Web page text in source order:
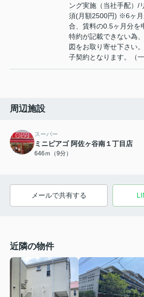
ング実施（当社手配）/
須(月額2500円) ※6ヶ
合、賃料の0.5ヶ月分を
特約が記載できない為
図をお取り寄せ下さい
子契約となります。（
周辺施設
スーパー
ミニピアゴ 阿佐ヶ谷南１丁目店
646ｍ（9分）
メールで共有する
近隣の物件